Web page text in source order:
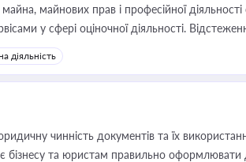
майнових прав і професійної
у сфері оціночної діяльності.
юриста або бухгалтера під час
і перевірки статусу суб'єктів оціночної
діяльність
чинність документів та їх
бізнесу та юристам правильно оформлювати